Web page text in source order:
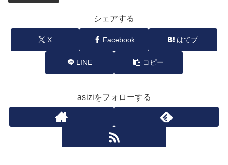
シェアする
X Facebook はてブ
LINE コピー
asiziをフォローする